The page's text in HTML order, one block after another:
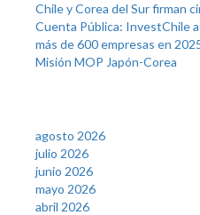
Chile y Corea del Sur firman
Cuenta Pública: InvestChile
más de 600 empresas en
Misión MOP Japón-Corea
agosto 2026
julio 2026
junio 2026
mayo 2026
abril 2026